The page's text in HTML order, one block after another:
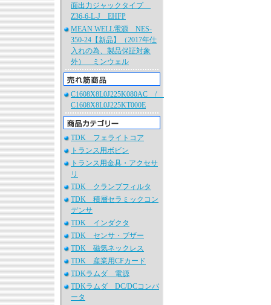
面出力ジャックタイプ
Z36-6-L-J EHFP
MEAN WELL電源 NES-
350-24【新品】（2017年仕
入れの為、製品保証対象
外） ミンウェル
C1608X8L0J225K080AC /
C1608X8L0J225KT000E
TDK フェライトコア
トランス用ボビン
トランス用金具・アクセサ
リ
TDK クランプフィルタ
TDK 積層セラミックコン
デンサ
TDK インダクタ
TDK センサ・ブザー
TDK 磁気ネックレス
TDK 産業用CFカード
TDKラムダ 電源
TDKラムダ DC/DCコンバ
ータ